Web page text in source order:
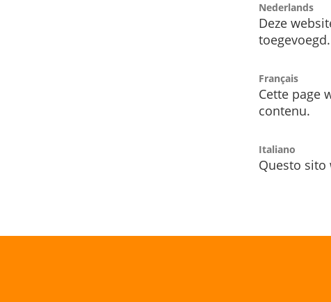
Nederlands
Deze
toegevoegd.
Français
Cette page
contenu.
Italiano
Questo sito